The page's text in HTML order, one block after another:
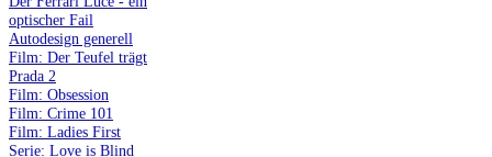
optischer Fail
Autodesign generell
Film: Der Teufel trägt
Prada 2
Film: Obsession
Film: Crime 101
Film: Ladies First
Serie: Love is Blind